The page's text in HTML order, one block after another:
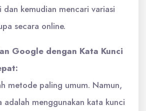
dan kemudian mencari variasi
secara online.
Google dengan Kata Kunci
metode paling umum. Namun,
adalah menggunakan kata kunci